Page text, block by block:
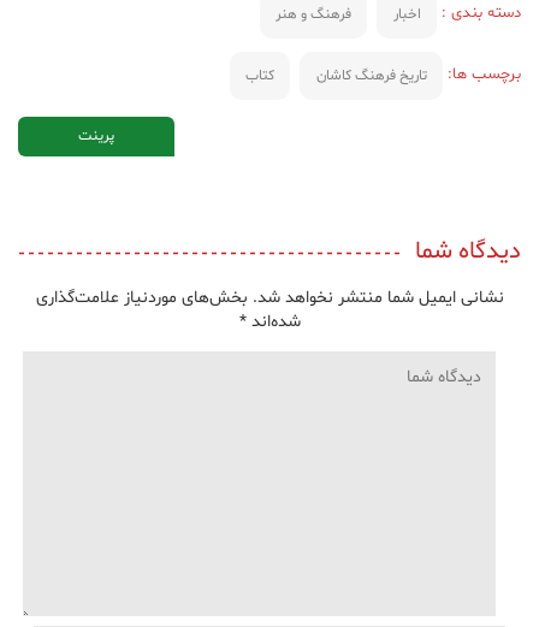
دسته بندی : اخبار فرهنگ و هنر
برچسب ها: تاریخ فرهنگ کاشان کتاب
پرینت
دیدگاه شما
نشانی ایمیل شما منتشر نخواهد شد. بخش‌های موردنیاز علامت‌گذاری
شده‌اند*